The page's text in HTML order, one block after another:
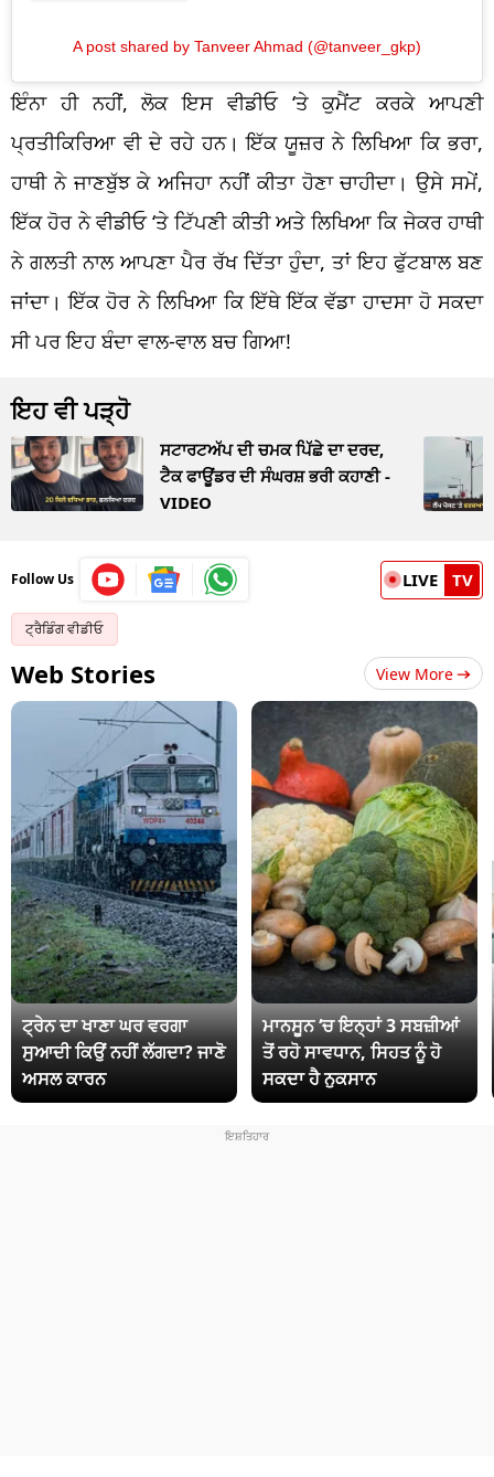
A post shared by Tanveer Ahmad (@tanveer_gkp)
ਇੰਨਾ ਹੀ ਨਹੀਂ, ਲੋਕ ਇਸ ਵੀਡੀਓ ‘ਤੇ ਕੁਮੈਂਟ ਕਰਕੇ ਆਪਣੀ
ਪ੍ਰਤੀਕਿਰਿਆ ਵੀ ਦੇ ਰਹੇ ਹਨ। ਇੱਕ ਯੂਜ਼ਰ ਨੇ ਲਿਖਿਆ ਕਿ ਭਰਾ,
ਹਾਥੀ ਨੇ ਜਾਣਬੁੱਝ ਕੇ ਅਜਿਹਾ ਨਹੀਂ ਕੀਤਾ ਹੋਣਾ ਚਾਹੀਦਾ। ਉਸੇ ਸਮੇਂ,
ਇੱਕ ਹੋਰ ਨੇ ਵੀਡੀਓ ‘ਤੇ ਟਿੱਪਣੀ ਕੀਤੀ ਅਤੇ ਲਿਖਿਆ ਕਿ ਜੇਕਰ ਹਾਥੀ
ਨੇ ਗਲਤੀ ਨਾਲ ਆਪਣਾ ਪੈਰ ਰੱਖ ਦਿੱਤਾ ਹੁੰਦਾ, ਤਾਂ ਇਹ ਫੁੱਟਬਾਲ ਬਣ
ਜਾਂਦਾ। ਇੱਕ ਹੋਰ ਨੇ ਲਿਖਿਆ ਕਿ ਇੱਥੇ ਇੱਕ ਵੱਡਾ ਹਾਦਸਾ ਹੋ ਸਕਦਾ
ਸੀ ਪਰ ਇਹ ਬੰਦਾ ਵਾਲ-ਵਾਲ ਬਚ ਗਿਆ!
ਇਹ ਵੀ ਪੜ੍ਹੋ
ਸਟਾਰਟਅੱਪ ਦੀ ਚਮਕ ਪਿੱਛੇ ਦਾ ਦਰਦ,
ਟੈਕ ਫਾਊਂਡਰ ਦੀ ਸੰਘਰਸ਼ ਭਰੀ ਕਹਾਣੀ -
VIDEO
Follow Us LIVE TV
ਟ੍ਰੈਡਿੰਗ ਵੀਡੀਓ
Web Stories View More
ਟ੍ਰੇਨ ਦਾ ਖਾਣਾ ਘਰ ਵਰਗਾ
ਸੁਆਦੀ ਕਿਉਂ ਨਹੀਂ ਲੱਗਦਾ? ਜਾਣੋ
ਅਸਲ ਕਾਰਨ
ਮਾਨਸੂਨ ‘ਚ ਇਨ੍ਹਾਂ 3 ਸਬਜ਼ੀਆਂ
ਤੋਂ ਰਹੋ ਸਾਵਧਾਨ, ਸਿਹਤ ਨੂੰ ਹੋ
ਸਕਦਾ ਹੈ ਨੁਕਸਾਨ